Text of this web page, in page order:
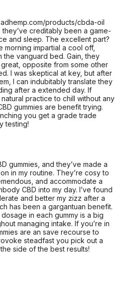
products/cbda-oil
creditably been a game-
and sleep. The excellent part?
morning impartial a cool off,
the vanguard bed. Gain, they
opposite from some other
I was skeptical at key, but after
I can indubitably translate they
after a extended day. If
practice to chill without any
gummies are benefit trying.
you get a grade trade
testing!
gummies, and they’ve made a
in my routine. They’re cosy to
and accommodate a
CBD into my day. I’ve found
and better my zizz after a
has been a gargantuan benefit.
in each gummy is a big
managing intake. If you’re in
are an save recourse to
steadfast you pick out a
side of the best results!